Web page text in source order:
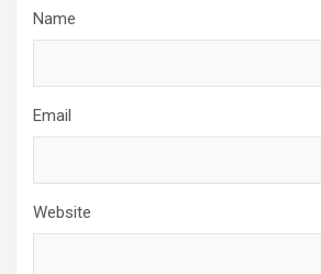
Name
Email
Website